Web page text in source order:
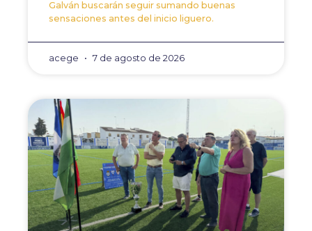
Galván buscarán seguir sumando buenas
sensaciones antes del inicio liguero.
acege 7 de agosto de 2026